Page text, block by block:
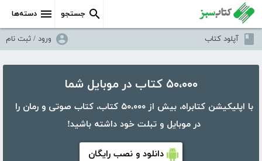
دسته‌ها جستجو
آپلود کتاب ورود / ثبت نام
۵۰،۰۰۰ کتاب در موبایل شما
با اپلیکیشن کتابراه، بیش از ۵۰،۰۰۰ کتاب، کتاب صوتی و رمان را
در موبایل و تبلت خود داشته باشید!
دانلود و نصب رایگان